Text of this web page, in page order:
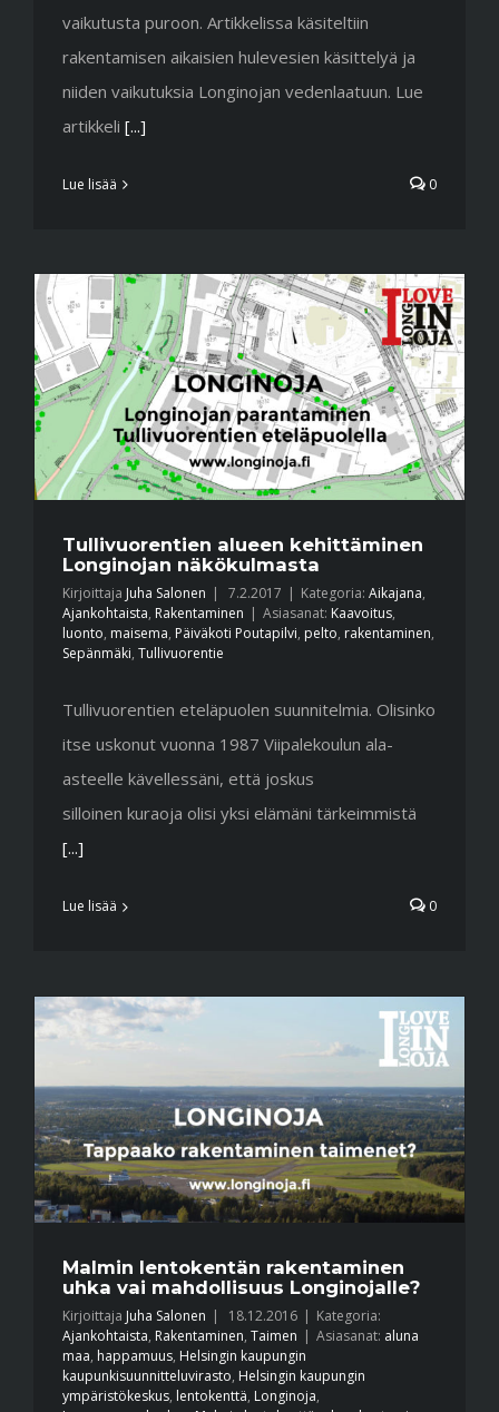
vaikutusta puroon. Artikkelissa käsiteltiin
rakentamisen aikaisien hulevesien käsittelyä ja
niiden vaikutuksia Longinojan vedenlaatuun. Lue
artikkeli [...]
Lue lisää 0
Tullivuorentien alueen kehittäminen
Longinojan näkökulmasta
Kirjoittaja Juha Salonen | 7.2.2017 | Kategoria: Aikajana,
Ajankohtaista, Rakentaminen | Asiasanat: Kaavoitus,
luonto, maisema, Päiväkoti Poutapilvi, pelto, rakentaminen,
Sepänmäki, Tullivuorentie
Tullivuorentien eteläpuolen suunnitelmia. Olisinko
itse uskonut vuonna 1987 Viipalekoulun ala-
asteelle kävellessäni, että joskus
silloinen kuraoja olisi yksi elämäni tärkeimmistä
[...]
Lue lisää 0
Malmin lentokentän rakentaminen
uhka vai mahdollisuus Longinojalle?
Kirjoittaja Juha Salonen | 18.12.2016 | Kategoria:
Ajankohtaista, Rakentaminen, Taimen | Asiasanat: aluna
maa, happamuus, Helsingin kaupungin
kaupunkisuunnitteluvirasto, Helsingin kaupungin
ympäristökeskus, lentokenttä, Longinoja,